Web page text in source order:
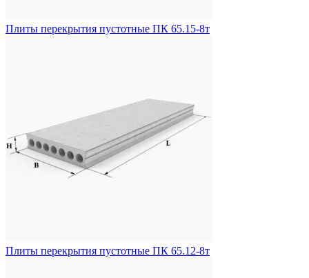
Плиты перекрытия пустотные ПК 65.15-8т
Плиты перекрытия пустотные ПК 65.12-8т